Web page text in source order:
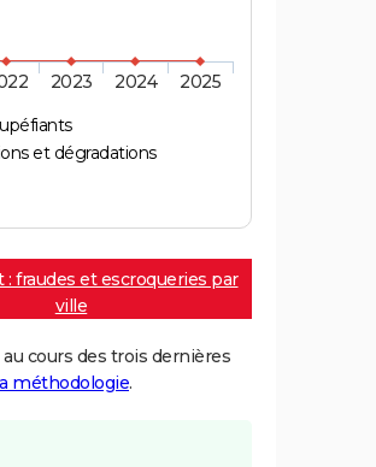
et dégradations
2023 2024 2025
: fraudes et escroqueries par
ville
cours des trois dernières
méthodologie.